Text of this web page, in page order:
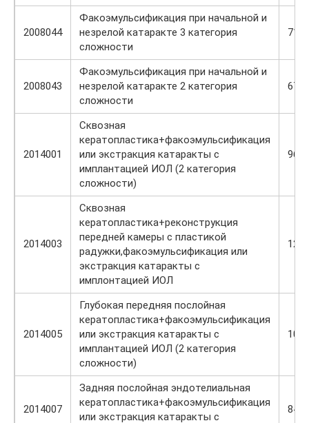
2008044
Факоэмульсификация при начальной и
незрелой катаракте 3 категория
сложности
2008043
Факоэмульсификация при начальной и
незрелой катаракте 2 категория
сложности
2014001
Сквозная
кератопластика+факоэмульсификация
или экстракция катаракты с
имплантацией ИОЛ (2 категория
сложности)
2014003
Сквозная
кератопластика+реконструкция
передней камеры с пластикой
радужки,факоэмульсификация или
экстракция катаракты с
имплонтацией ИОЛ
2014005
Глубокая передняя послойная
кератопластика+факоэмульсификация
или экстракция катаракты с
имплантацией ИОЛ (2 категория
сложности)
2014007
Задняя послойная эндотелиальная
кератопластика+факоэмульсификация
или экстракция катаракты с